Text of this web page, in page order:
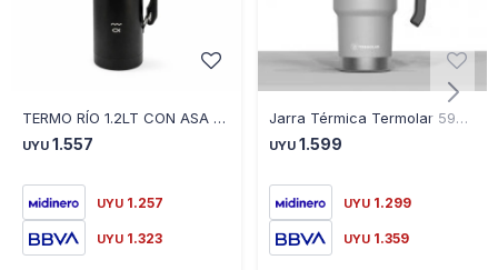
TERMO RÍO 1.2LT CON ASA NEGRO - NEGRO
UYU 1.557
UYU 1.257
UYU 1.323
Jarra Térmica Termolar 590 Ml con Sorbito - GRIS
UYU 1.599
UYU 1.299
UYU 1.359